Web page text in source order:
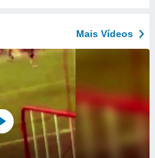
Mais Vídeos